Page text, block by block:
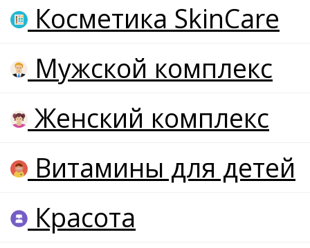
Косметика SkinCare
Мужской комплекс
Женский комплекс
Витамины для детей
Красота